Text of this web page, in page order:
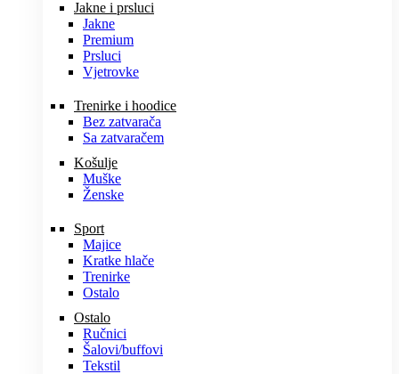
Jakne i prsluci
Jakne
Premium
Prsluci
Vjetrovke
Trenirke i hoodice
Bez zatvarača
Sa zatvaračem
Košulje
Muške
Ženske
Sport
Majice
Kratke hlače
Trenirke
Ostalo
Ostalo
Ručnici
Šalovi/buffovi
Tekstil